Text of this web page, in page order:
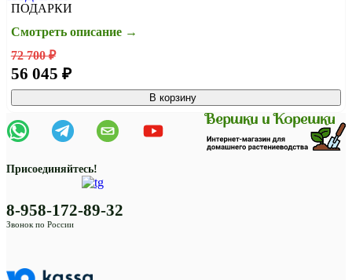
ПОДАРКИ
Смотреть описание →
72 700 ₽
56 045 ₽
В корзину
Присоединяйтесь!
8-958-172-89-32
Звонок по России